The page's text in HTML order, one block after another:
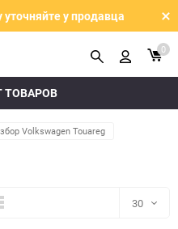
у продавца
ТОВАРОВ
0
Volkswagen Touareg
30